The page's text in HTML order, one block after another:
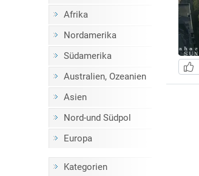
Afrika
Nordamerika
Südamerika
Australien, Ozeanien
Asien
Nord-und Südpol
Europa
Kategorien